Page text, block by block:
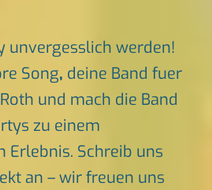
unvergesslich werden!
Song, deine Band fuer
und mach die Band
zu einem
Erlebnis. Schreib uns
an – wir freuen uns